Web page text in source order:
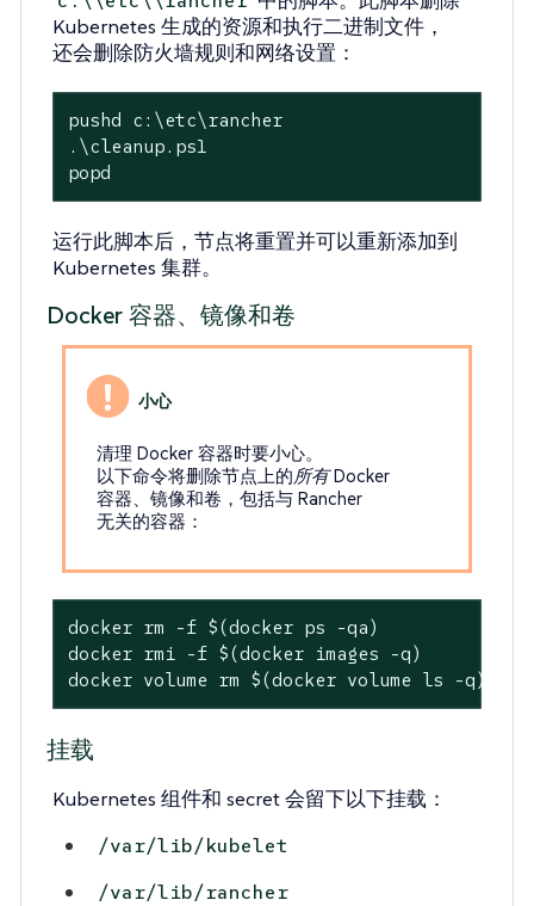
Kubernetes 生成的资源和执行二进制文件，
还会删除防火墙规则和网络设置：
pushd c:\etc\rancher
.\cleanup.ps1
popd
运行此脚本后，节点将重置并可以重新添加到
Kubernetes 集群。
Docker 容器、镜像和卷
清理 Docker 容器时要小心。
以下命令将删除节点上的所有Docker
容器、镜像和卷，包括与 Rancher
无关的容器：
docker rm -f $(docker ps -qa)
docker rmi -f $(docker images -q)
docker volume rm $(docker volume ls -q)
挂载
Kubernetes 组件和 secret 会留下以下挂载：
/var/lib/kubelet
/var/lib/rancher